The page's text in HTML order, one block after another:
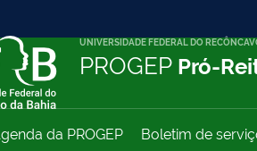
UNIVERSIDADE FEDERAL DO
PROGEP Pró-
da PROGEP Boletim de